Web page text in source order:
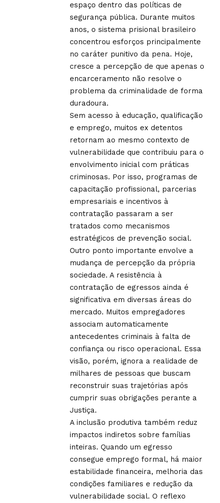
espaço dentro das políticas de
segurança pública. Durante muitos
anos, o sistema prisional brasileiro
concentrou esforços principalmente
no caráter punitivo da pena. Hoje,
cresce a percepção de que apenas o
encarceramento não resolve o
problema da criminalidade de forma
duradoura.
Sem acesso à educação, qualificação
e emprego, muitos ex detentos
retornam ao mesmo contexto de
vulnerabilidade que contribuiu para o
envolvimento inicial com práticas
criminosas. Por isso, programas de
capacitação profissional, parcerias
empresariais e incentivos à
contratação passaram a ser
tratados como mecanismos
estratégicos de prevenção social.
Outro ponto importante envolve a
mudança de percepção da própria
sociedade. A resistência à
contratação de egressos ainda é
significativa em diversas áreas do
mercado. Muitos empregadores
associam automaticamente
antecedentes criminais à falta de
confiança ou risco operacional. Essa
visão, porém, ignora a realidade de
milhares de pessoas que buscam
reconstruir suas trajetórias após
cumprir suas obrigações perante a
Justiça.
A inclusão produtiva também reduz
impactos indiretos sobre famílias
inteiras. Quando um egresso
consegue emprego formal, há maior
estabilidade financeira, melhoria das
condições familiares e redução da
vulnerabilidade social. O reflexo